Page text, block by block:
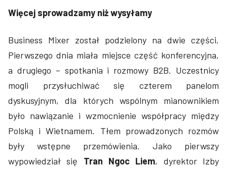
Więcej sprowadzamy niż wysyłamy
Business Mixer został podzielony na dwie części.
Pierwszego dnia miała miejsce część konferencyjna,
a drugiego – spotkania i rozmowy B2B. Uczestnicy
mogli przysłuchiwać się czterem panelom
dyskusyjnym, dla których wspólnym mianownikiem
było nawiązanie i wzmocnienie współpracy między
Polską i Wietnamem. Tłem prowadzonych rozmów
były wstępne przemówienia. Jako pierwszy
wypowiedział się Tran Ngoc Liem, dyrektor Izby